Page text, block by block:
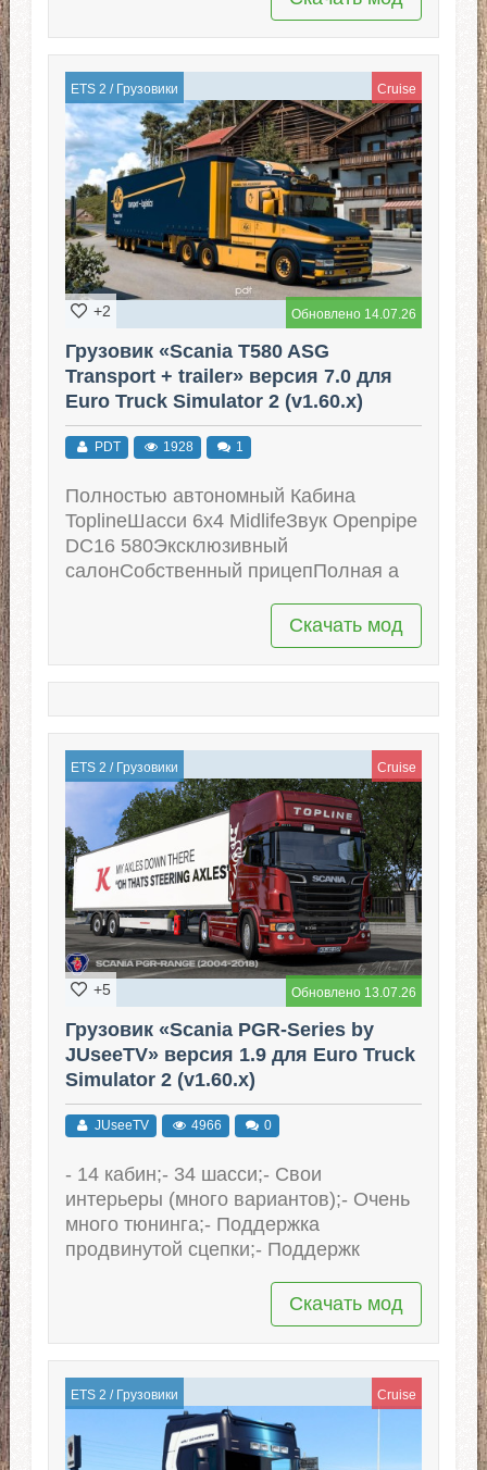
ETS 2 / Грузовики Cruise
Обновлено 14.07.26
+2
Грузовик «Scania T580 ASG
Transport + trailer» версия 7.0 для
Euro Truck Simulator 2 (v1.60.x)
PDT 1928 1
Полностью автономный Кабина
ToplineШасси 6x4 MidlifeЗвук Openpipe
DC16 580Эксклюзивный
салонСобственный прицепПолная а
Скачать мод
ETS 2 / Грузовики Cruise
Обновлено 13.07.26
+5
Грузовик «Scania PGR-Series by
JUseeTV» версия 1.9 для Euro Truck
Simulator 2 (v1.60.x)
JUseeTV 4966 0
- 14 кабин;- 34 шасси;- Свои
интерьеры (много вариантов);- Очень
много тюнинга;- Поддержка
продвинутой сцепки;- Поддержк
Скачать мод
ETS 2 / Грузовики Cruise